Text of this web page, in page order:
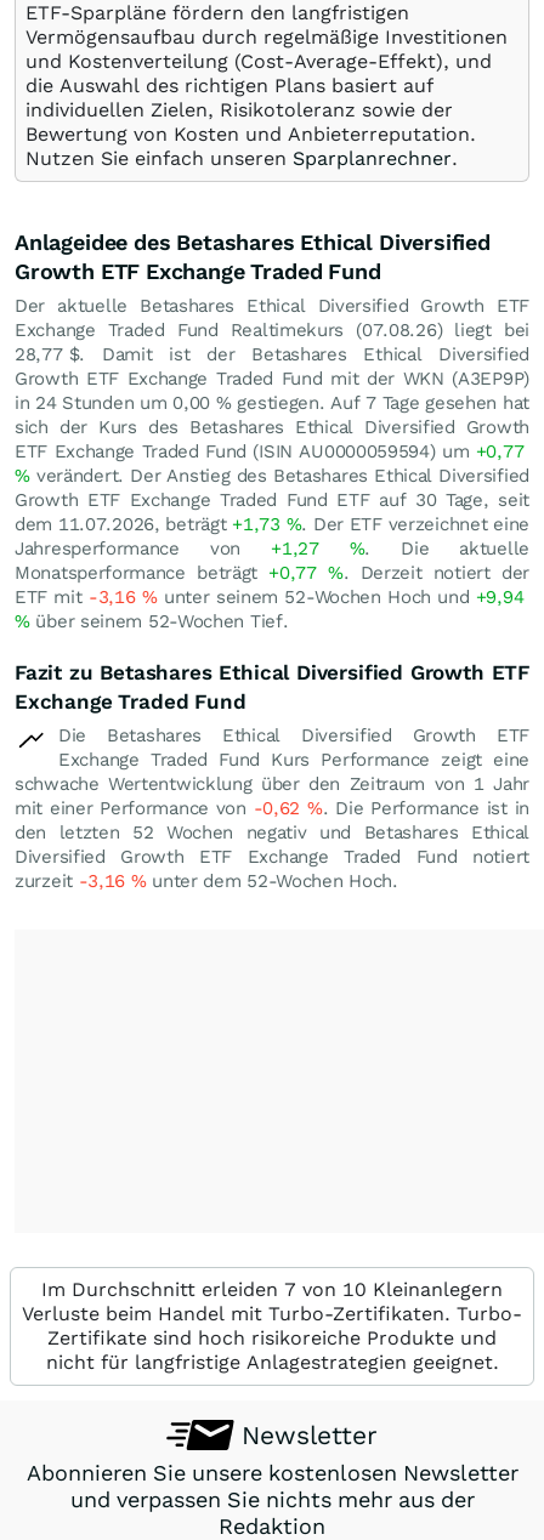
ETF-Sparpläne fördern den langfristigen
Vermögensaufbau durch regelmäßige Investitionen
und Kostenverteilung (Cost-Average-Effekt), und
die Auswahl des richtigen Plans basiert auf
individuellen Zielen, Risikotoleranz sowie der
Bewertung von Kosten und Anbieterreputation.
Nutzen Sie einfach unseren Sparplanrechner.
Anlageidee des Betashares Ethical Diversified
Growth ETF Exchange Traded Fund
Der aktuelle Betashares Ethical Diversified Growth ETF
Exchange Traded Fund Realtimekurs (07.08.26) liegt bei
28,77 $. Damit ist der Betashares Ethical Diversified
Growth ETF Exchange Traded Fund mit der WKN (A3EP9P)
in 24 Stunden um 0,00 %gestiegen. Auf 7 Tage gesehen hat
sich der Kurs des Betashares Ethical Diversified Growth
ETF Exchange Traded Fund (ISIN AU0000059594) um +0,77
%verändert. Der Anstieg des Betashares Ethical Diversified
Growth ETF Exchange Traded Fund ETF auf 30 Tage, seit
dem 11.07.2026, beträgt +1,73 %. Der ETF verzeichnet eine
Jahresperformance von +1,27 %. Die aktuelle
Monatsperformance beträgt +0,77 %. Derzeit notiert der
ETF mit -3,16 %unter seinem 52-Wochen Hoch und +9,94
%über seinem 52-Wochen Tief.
Fazit zu Betashares Ethical Diversified Growth ETF
Exchange Traded Fund
Die Betashares Ethical Diversified Growth ETF
Exchange Traded Fund Kurs Performance zeigt eine
schwache Wertentwicklung über den Zeitraum von 1 Jahr
mit einer Performance von -0,62%. Die Performance ist in
den letzten 52 Wochen negativ und Betashares Ethical
Diversified Growth ETF Exchange Traded Fund notiert
zurzeit -3,16 %unter dem 52-Wochen Hoch.
Im Durchschnitt erleiden 7 von 10 Kleinanlegern
Verluste beim Handel mit Turbo-Zertifikaten. Turbo-
Zertifikate sind hoch risikoreiche Produkte und
nicht für langfristige Anlagestrategien geeignet.
Newsletter
Abonnieren Sie unsere kostenlosen Newsletter
und verpassen Sie nichts mehr aus der
Redaktion